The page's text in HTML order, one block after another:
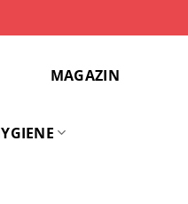
MAGAZIN